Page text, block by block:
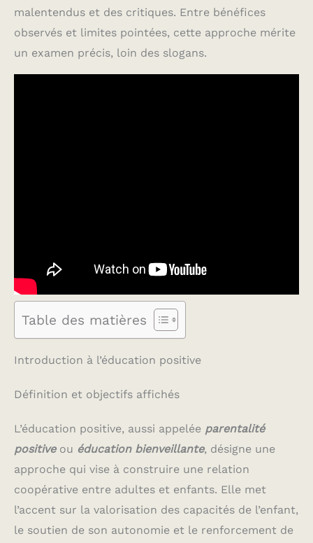
malentendus et des critiques. Entre bénéfices
observés et limites pointées, cette approche mérite
un examen précis, loin des slogans.
Table des matières
Introduction à l’éducation positive
Définition et objectifs affichés
L’éducation positive, aussi appelée parentalité
positiveou éducation bienveillante, désigne une
approche qui vise à construire une relation
coopérative entre adultes et enfants. Elle met
l’accent sur la valorisation des capacités de l’enfant,
le soutien de son autonomie et le renforcement de